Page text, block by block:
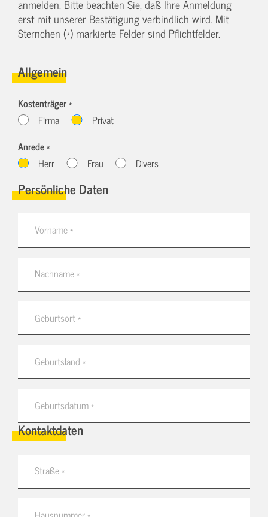
anmelden. Bitte beachten Sie, daß Ihre Anmeldung
erst mit unserer Bestätigung verbindlich wird. Mit
Sternchen (*) markierte Felder sind Pflichtfelder.
Allgemein
Kostenträger *
Firma
Privat
Anrede *
Herr
Frau Divers
Persönliche Daten
Kontaktdaten